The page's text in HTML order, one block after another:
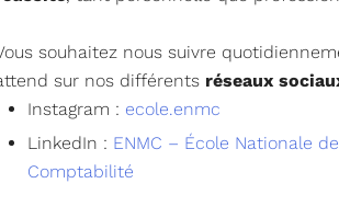
souhaitez nous suivre
sur nos différents réseaux
Instagram : ecole.enmc
LinkedIn : ENMC – École Nationale
Comptabilité